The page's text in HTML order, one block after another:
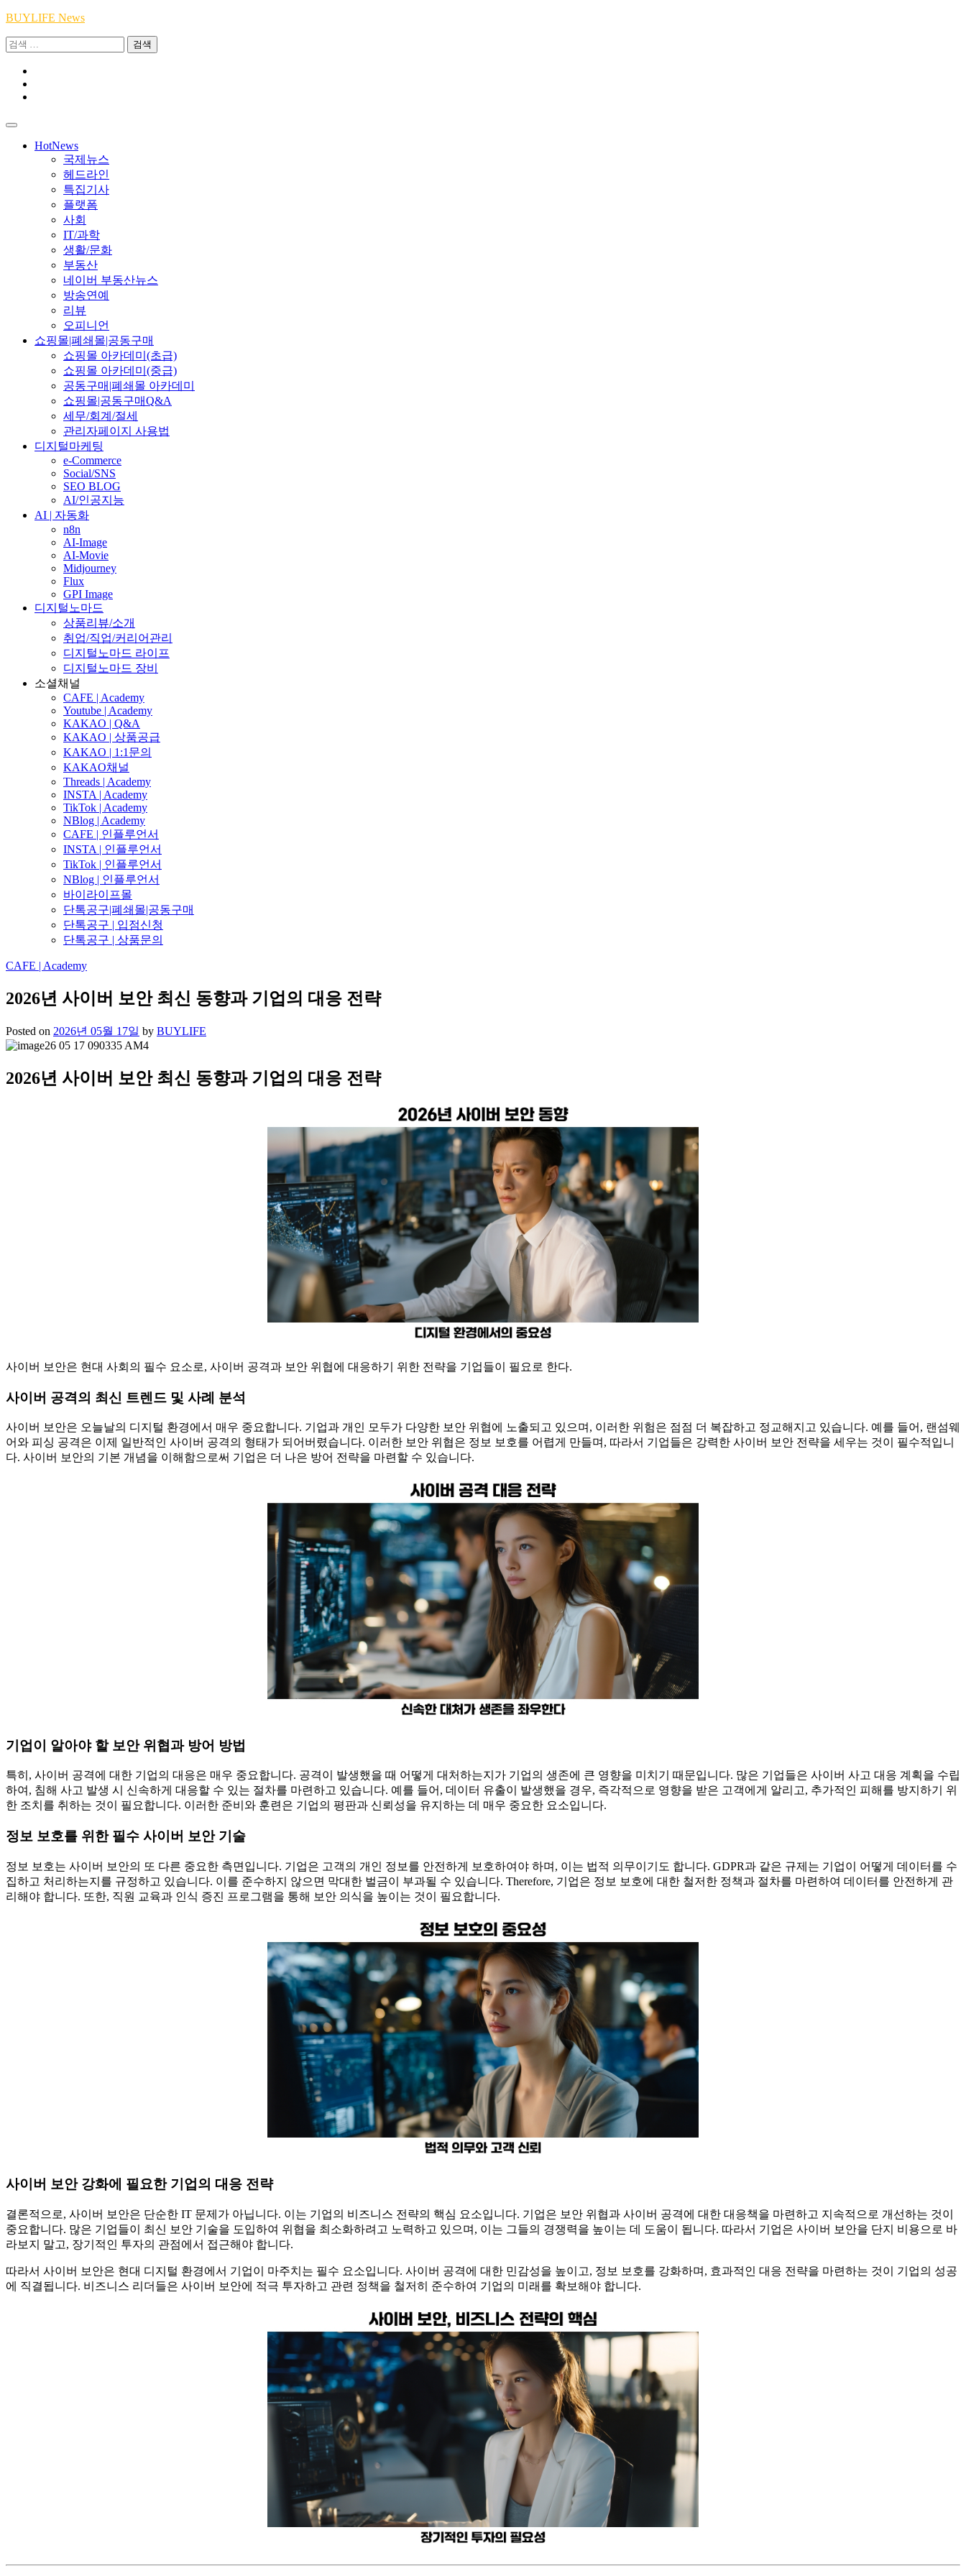
Skip
content
BUYLIFE News
검
HotNews
국제뉴스
헤드라인
특집기사
플랫폼
사회
IT/과학
생활/문화
부동산
네이버 부동산뉴스
방송연예
리뷰
오피니언
쇼핑몰|폐쇄몰|공동구매
쇼핑몰 아카데미(초급)
쇼핑몰 아카데미(중급)
공동구매|폐쇄몰 아카데미
쇼핑몰|공동구매Q&A
세무/회계/절세
관리자페이지 사용법
디지털마케팅
e-Commerce
Social/SNS
SEO BLOG
AI/인공지능
AI | 자동화
n8n
AI-Image
AI-Movie
Midjourney
Flux
GPI Image
디지털노마드
상품리뷰/소개
취업/직업/커리어관리
디지털노마드 라이프
디지털노마드 장비
소셜채널
CAFE | Academy
Youtube | Academy
KAKAO | Q&A
KAKAO | 상품공급
KAKAO | 1:1문의
KAKAO채널
Threads | Academy
INSTA | Academy
TikTok | Academy
NBlog | Academy
CAFE | 인플루언서
INSTA | 인플루언서
TikTok | 인플루언서
NBlog | 인플루언서
바이라이프몰
단톡공구|폐쇄몰|공동구매
단톡공구 | 입점신청
단톡공구 | 상품문의
CAFE | Academy
2026년 사이버 보안 최신 동향과 기업의 대응 전략
Posted on 2026년 05월 17일 by BUYLIFE
2026년 사이버 보안 최신 동향과 기업의 대응 전략
사이버 보안은 현대 사회의 필수 요소로, 사이버 공격과 보안 위협에 대응하기 위한 전략을 기업들이 필요로 한다.
사이버 공격의 최신 트렌드 및 사례 분석
사이버 보안은 오늘날의 디지털 환경에서 매우 중요합니다. 기업과 개인 모두가 다양한 보안 위협에 노출되고 있으며, 이러한 위험은 점점 더 복잡하고 정교해지고 있습니다. 예를 들어, 랜섬웨
어와 피싱 공격은 이제 일반적인 사이버 공격의 형태가 되어버렸습니다. 이러한 보안 위협은 정보 보호를 어렵게 만들며, 따라서 기업들은 강력한 사이버 보안 전략을 세우는 것이 필수적입니
다. 사이버 보안의 기본 개념을 이해함으로써 기업은 더 나은 방어 전략을 마련할 수 있습니다.
기업이 알아야 할 보안 위협과 방어 방법
특히, 사이버 공격에 대한 기업의 대응은 매우 중요합니다. 공격이 발생했을 때 어떻게 대처하는지가 기업의 생존에 큰 영향을 미치기 때문입니다. 많은 기업들은 사이버 사고 대응 계획을 수립
하여, 침해 사고 발생 시 신속하게 대응할 수 있는 절차를 마련하고 있습니다. 예를 들어, 데이터 유출이 발생했을 경우, 즉각적으로 영향을 받은 고객에게 알리고, 추가적인 피해를 방지하기 위
한 조치를 취하는 것이 필요합니다. 이러한 준비와 훈련은 기업의 평판과 신뢰성을 유지하는 데 매우 중요한 요소입니다.
정보 보호를 위한 필수 사이버 보안 기술
정보 보호는 사이버 보안의 또 다른 중요한 측면입니다. 기업은 고객의 개인 정보를 안전하게 보호하여야 하며, 이는 법적 의무이기도 합니다. GDPR과 같은 규제는 기업이 어떻게 데이터를 수
집하고 처리하는지를 규정하고 있습니다. 이를 준수하지 않으면 막대한 벌금이 부과될 수 있습니다. Therefore, 기업은 정보 보호에 대한 철저한 정책과 절차를 마련하여 데이터를 안전하게 관
리해야 합니다. 또한, 직원 교육과 인식 증진 프로그램을 통해 보안 의식을 높이는 것이 필요합니다.
사이버 보안 강화에 필요한 기업의 대응 전략
결론적으로, 사이버 보안은 단순한 IT 문제가 아닙니다. 이는 기업의 비즈니스 전략의 핵심 요소입니다. 기업은 보안 위협과 사이버 공격에 대한 대응책을 마련하고 지속적으로 개선하는 것이
중요합니다. 많은 기업들이 최신 보안 기술을 도입하여 위협을 최소화하려고 노력하고 있으며, 이는 그들의 경쟁력을 높이는 데 도움이 됩니다. 따라서 기업은 사이버 보안을 단지 비용으로 바
라보지 말고, 장기적인 투자의 관점에서 접근해야 합니다.
따라서 사이버 보안은 현대 디지털 환경에서 기업이 마주치는 필수 요소입니다. 사이버 공격에 대한 민감성을 높이고, 정보 보호를 강화하며, 효과적인 대응 전략을 마련하는 것이 기업의 성공
에 직결됩니다. 비즈니스 리더들은 사이버 보안에 적극 투자하고 관련 정책을 철저히 준수하여 기업의 미래를 확보해야 합니다.